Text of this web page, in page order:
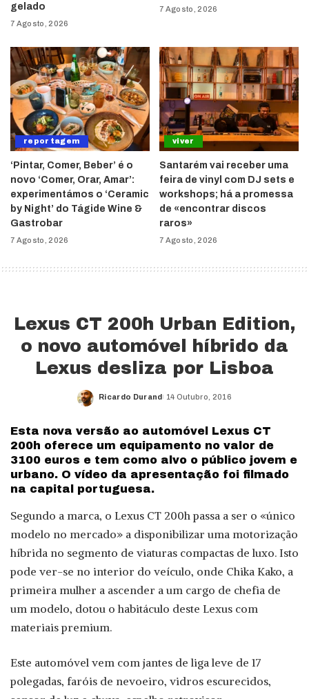
gelado
7 Agosto, 2026
7 Agosto, 2026
reportagem
‘Pintar, Comer, Beber’ é o
novo ‘Comer, Orar, Amar’:
experimentámos o ‘Ceramic
by Night’ do Tágide Wine &
Gastrobar
7 Agosto, 2026
viver
Santarém vai receber uma
feira de vinyl com DJ sets e
workshops; há a promessa
de «encontrar discos
raros»
7 Agosto, 2026
Lexus CT 200h Urban Edition,
o novo automóvel híbrido da
Lexus desliza por Lisboa
Posted
Ricardo Durand 14 Outubro, 2016
Esta nova versão ao automóvel Lexus CT
200h oferece um equipamento no valor de
3100 euros e tem como alvo o público jovem e
urbano. O vídeo da apresentação foi filmado
na capital portuguesa.
Segundo a marca, o Lexus CT 200h passa a ser o «único
modelo no mercado» a disponibilizar uma motorização
híbrida no segmento de viaturas compactas de luxo. Isto
pode ver-se no interior do veículo, onde Chika Kako, a
primeira mulher a ascender a um cargo de chefia de
um modelo, dotou o habitáculo deste Lexus com
materiais premium.
Este automóvel vem com jantes de liga leve de 17
polegadas, faróis de nevoeiro, vidros escurecidos,